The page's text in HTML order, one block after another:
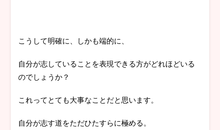
こうして明確に、しかも端的に、
自分が志していることを表現できる方がどれほどいる
のでしょうか？
これってとても大事なことだと思います。
自分が志す道をただひたすらに極める。